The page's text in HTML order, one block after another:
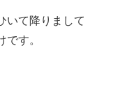
いて降りまして
す。